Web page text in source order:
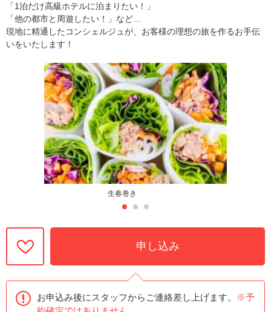
「1泊だけ高級ホテルに泊まりたい！」
「他の都市と周遊したい！」など…
現地に精通したコンシェルジュが、お客様の理想の旅を作るお手伝
いをいたします！
生春巻き
申し込み
お申込み後にスタッフからご連絡差し上げます。
※予